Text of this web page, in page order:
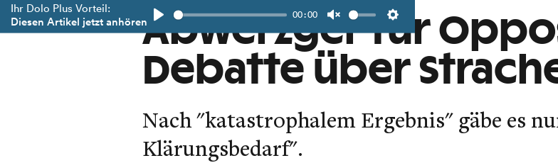
Ihr Dolo Plus Vorteil:
Diesen Artikel jetzt anhören
Play
00:00
Unmute Settings
Abwerzger für
Debatte über
Nach "katastrophalem Ergebnis" gäbe es
Klärungsbedarf".